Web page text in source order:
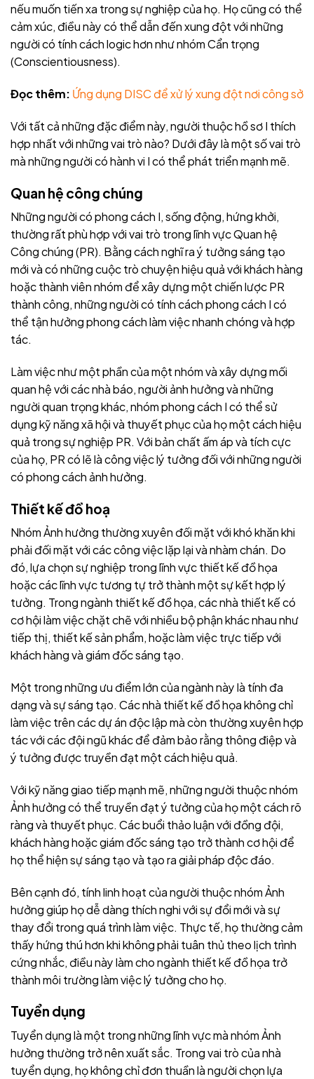
nếu muốn tiến xa trong sự nghiệp của họ. Họ cũng có thể
cảm xúc, điều này có thể dẫn đến xung đột với những
người có tính cách logic hơn như nhóm Cẩn trọng
(Conscientiousness).
Đọc thêm: Ứng dụng DISC để xử lý xung đột nơi công sở
Với tất cả những đặc điểm này, người thuộc hồ sơ I thích
hợp nhất với những vai trò nào? Dưới đây là một số vai trò
mà những người có hành vi I có thể phát triển mạnh mẽ.
Quan hệ công chúng
Những người có phong cách I, sống động, hứng khởi,
thường rất phù hợp với vai trò trong lĩnh vực Quan hệ
Công chúng (PR). Bằng cách nghĩ ra ý tưởng sáng tạo
mới và có những cuộc trò chuyện hiệu quả với khách hàng
hoặc thành viên nhóm để xây dựng một chiến lược PR
thành công, những người có tính cách phong cách I có
thể tận hưởng phong cách làm việc nhanh chóng và hợp
tác.
Làm việc như một phần của một nhóm và xây dựng mối
quan hệ với các nhà báo, người ảnh hưởng và những
người quan trọng khác, nhóm phong cách I có thể sử
dụng kỹ năng xã hội và thuyết phục của họ một cách hiệu
quả trong sự nghiệp PR. Với bản chất ấm áp và tích cực
của họ, PR có lẽ là công việc lý tưởng đối với những người
có phong cách ảnh hưởng.
Thiết kế đồ hoạ
Nhóm Ảnh hưởng thường xuyên đối mặt với khó khăn khi
phải đối mặt với các công việc lặp lại và nhàm chán. Do
đó, lựa chọn sự nghiệp trong lĩnh vực thiết kế đồ họa
hoặc các lĩnh vực tương tự trở thành một sự kết hợp lý
tưởng. Trong ngành thiết kế đồ họa, các nhà thiết kế có
cơ hội làm việc chặt chẽ với nhiều bộ phận khác nhau như
tiếp thị, thiết kế sản phẩm, hoặc làm việc trực tiếp với
khách hàng và giám đốc sáng tạo.
Một trong những ưu điểm lớn của ngành này là tính đa
dạng và sự sáng tạo. Các nhà thiết kế đồ họa không chỉ
làm việc trên các dự án độc lập mà còn thường xuyên hợp
tác với các đội ngũ khác để đảm bảo rằng thông điệp và
ý tưởng được truyền đạt một cách hiệu quả.
Với kỹ năng giao tiếp mạnh mẽ, những người thuộc nhóm
Ảnh hưởng có thể truyền đạt ý tưởng của họ một cách rõ
ràng và thuyết phục. Các buổi thảo luận với đồng đội,
khách hàng hoặc giám đốc sáng tạo trở thành cơ hội để
họ thể hiện sự sáng tạo và tạo ra giải pháp độc đáo.
Bên cạnh đó, tính linh hoạt của người thuộc nhóm Ảnh
hưởng giúp họ dễ dàng thích nghi với sự đổi mới và sự
thay đổi trong quá trình làm việc. Thực tế, họ thường cảm
thấy hứng thú hơn khi không phải tuân thủ theo lịch trình
cứng nhắc, điều này làm cho ngành thiết kế đồ họa trở
thành môi trường làm việc lý tưởng cho họ.
Tuyển dụng
Tuyển dụng là một trong những lĩnh vực mà nhóm Ảnh
hưởng thường trở nên xuất sắc. Trong vai trò của nhà
tuyển dụng, họ không chỉ đơn thuần là người chọn lựa